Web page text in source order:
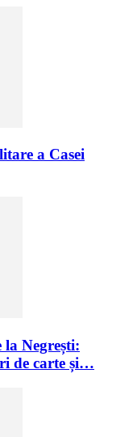
a Casei
la Negrești:
de carte și…